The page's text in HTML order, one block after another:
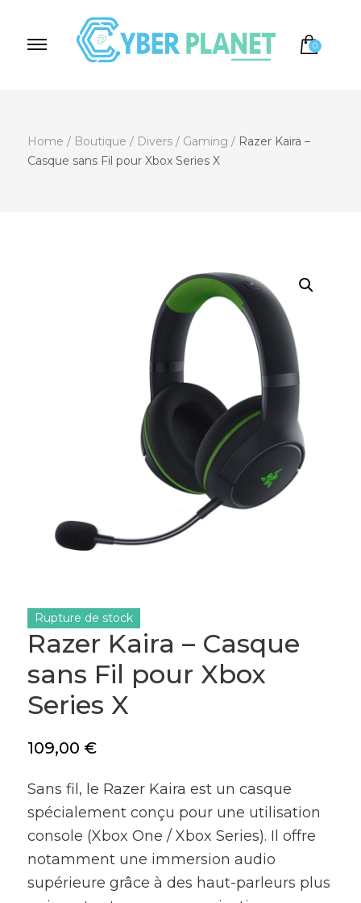
0
Home / Boutique / Divers / Gaming / Razer Kaira –
Casque sans Fil pour Xbox Series X
Razer Kaira – Casque
sans Fil pour Xbox
Series X
109,00 €
Sans fil, le Razer Kaira est un casque
spécialement conçu pour une utilisation
console (Xbox One / Xbox Series). Il offre
notamment une immersion audio
supérieure grâce à des haut-parleurs plus
Rupture de stock